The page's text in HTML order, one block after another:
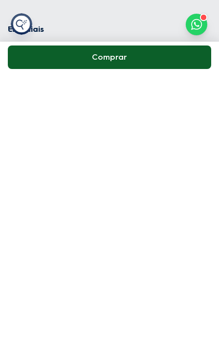
Comprar
Especiais
Dúvidas mais frequentes